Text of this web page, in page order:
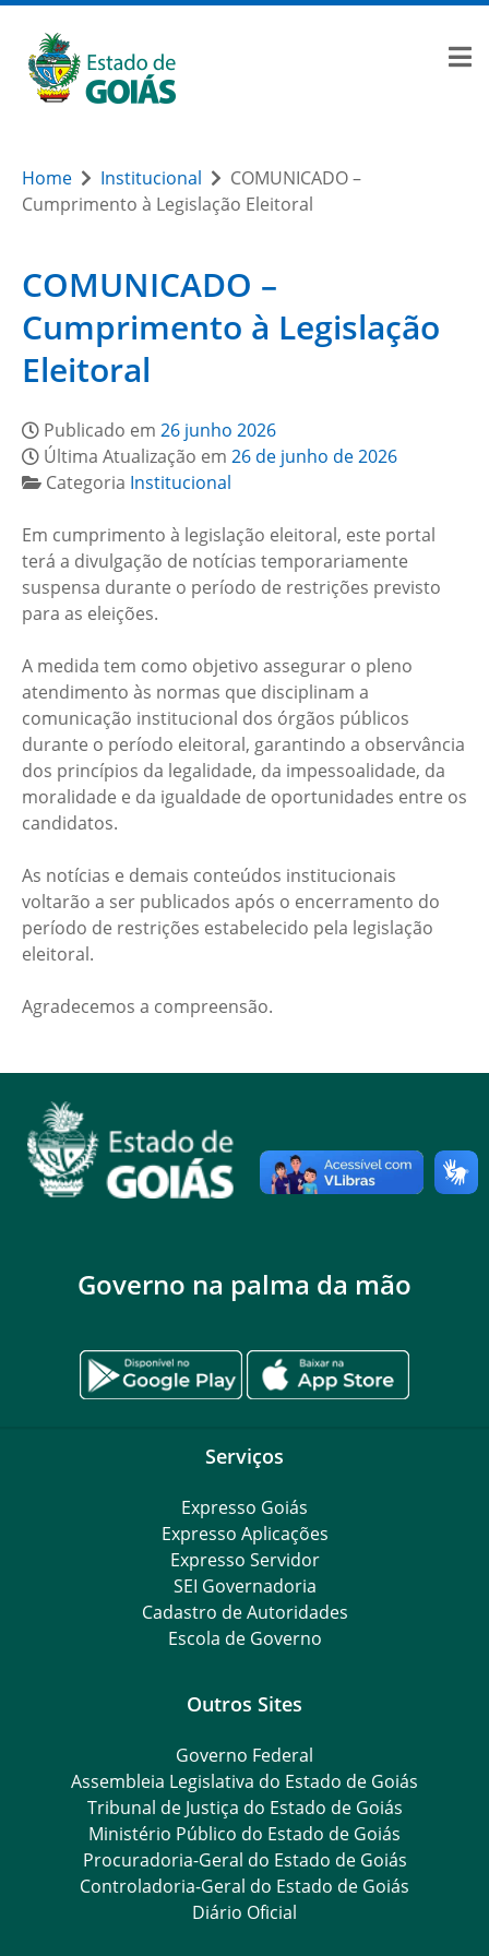
Home Institucional
COMUNICADO –
Cumprimento à Legislação Eleitoral
COMUNICADO –
Cumprimento à Legislação
Eleitoral
Publicado em 26 junho 2026
Última Atualização em 26 de junho de 2026
Categoria Institucional
Em cumprimento à legislação eleitoral, este portal
terá a divulgação de notícias temporariamente
suspensa durante o período de restrições previsto
para as eleições.
A medida tem como objetivo assegurar o pleno
atendimento às normas que disciplinam a
comunicação institucional dos órgãos públicos
durante o período eleitoral, garantindo a observância
dos princípios da legalidade, da impessoalidade, da
moralidade e da igualdade de oportunidades entre os
candidatos.
As notícias e demais conteúdos institucionais
voltarão a ser publicados após o encerramento do
período de restrições estabelecido pela legislação
eleitoral.
Agradecemos a compreensão.
Governo na palma da mão
Serviços
Expresso Goiás
Expresso Aplicações
Expresso Servidor
SEI Governadoria
Cadastro de Autoridades
Escola de Governo
Outros Sites
Governo Federal
Assembleia Legislativa do Estado de Goiás
Tribunal de Justiça do Estado de Goiás
Ministério Público do Estado de Goiás
Procuradoria-Geral do Estado de Goiás
Controladoria-Geral do Estado de Goiás
Diário Oficial